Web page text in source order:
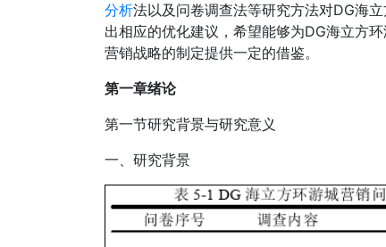
分析法以及问卷调查法等研究方法对DG海
出相应的优化建议，希望能够为DG海立方
营销战略的制定提供一定的借鉴。
第一章绪论
第一节研究背景与研究意义
一、研究背景